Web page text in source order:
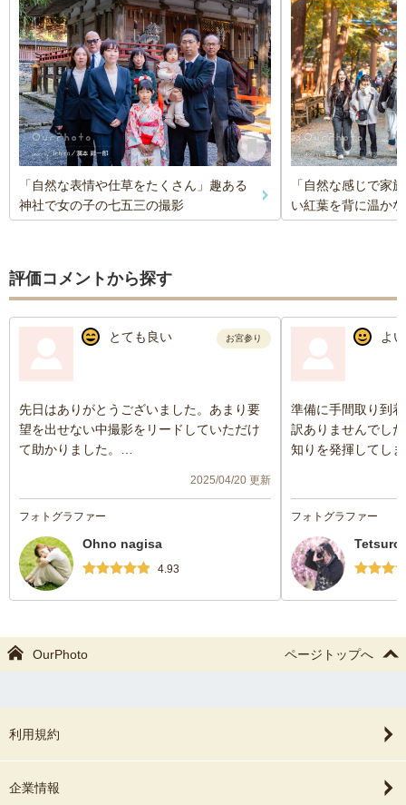
「自然な表情や仕草をたくさん」趣ある
神社で女の子の七五三の撮影
「自然な感じで家
い紅葉を背に温か
評価コメントから探す
とても良い お宮参り
先日はありがとうございました。あまり要
望を出せない中撮影をリードしていただけ
て助かりました。
にも大変喜ばれ、素敵に思い出を残すこと
ができました。
す🙇
2025/04/20 更新
フォトグラファー
Ohno nagisa
4.93
よい
準備に手間取り到
訳ありませんでし
知りを発揮してし
をたくさん撮って
まった写真も撮っ
の枚数も想像して
真館では考えられ
念の日に素晴らし
フォトグラファー
Tetsuro
OurPhoto ページトップへ
利用規約
企業情報